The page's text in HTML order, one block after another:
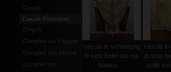
Casule
Casule Pietrobon
Cingoli
Completi da Viaggio
Completi per Messa
Completi per
casula in schantung
di seta foderata col.
bianco ...
casula
di seta
collo